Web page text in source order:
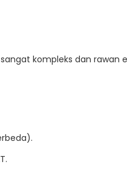
kompleks dan rawan